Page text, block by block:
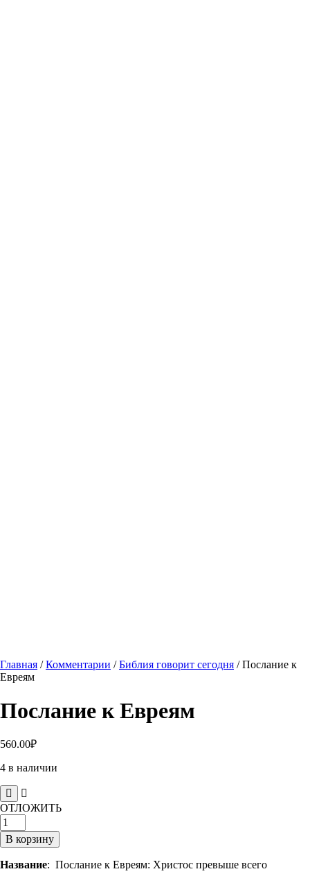
Главная /Комментарии /Библия говорит сегодня / Послание к
Евреям
Послание к Евреям
560.00₽
4 в наличии
ОТЛОЖИТЬ
Количество
товара
Послание
Евреям
В корзину
Название: Послание к Евреям: Христос превыше всего